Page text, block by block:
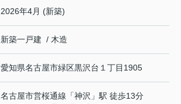
2026年4月 (新築)
新築一戸建 / 木造
愛知県名古屋市緑区黒沢台 １丁目1905
名古屋市営桜通線 「神沢 」駅 徒歩13分